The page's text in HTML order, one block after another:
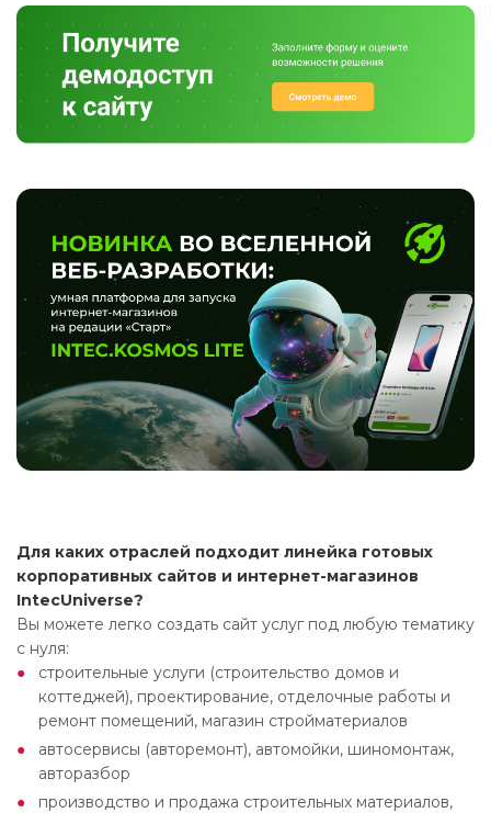
Для каких отраслей подходит линейка готовых
корпоративных сайтов и интернет-магазинов
IntecUniverse?
Вы можете легко создать сайт услуг под любую тематику
с нуля:
строительные услуги (строительство домов и
коттеджей), проектирование, отделочные работы и
ремонт помещений, магазин стройматериалов
автосервисы (авторемонт), автомойки, шиномонтаж,
авторазбор
производство и продажа строительных материалов,